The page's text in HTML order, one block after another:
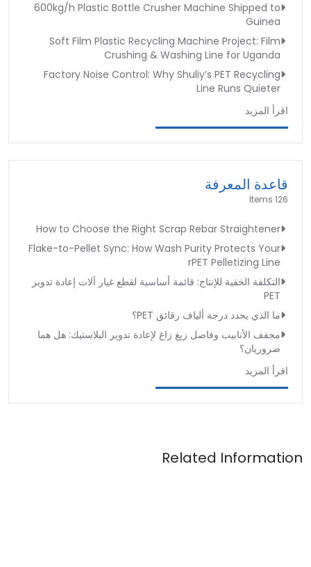
600kg/h Plastic Bottle Crusher Machine Shipped to
Guinea
Soft Film Plastic Recycling Machine Project: Film
Crushing & Washing Line for Uganda
Factory Noise Control: Why Shuliy’s PET Recycling
Line Runs Quieter
اقرأ المزيد
قاعدة المعرفة
126 Items
How to Choose the Right Scrap Rebar Straightener
Flake-to-Pellet Sync: How Wash Purity Protects Your
rPET Pelletizing Line
التكلفة الخفية للإنتاج: قائمة أساسية لقطع غيار آلات إعادة تدوير
PET
ما الذي يحدد درجة ألياف رقائق PET؟
مجفف الأنابيب وفاصل زيغ زاغ لإعادة تدوير البلاستيك: هل هما
ضروريان؟
اقرأ المزيد